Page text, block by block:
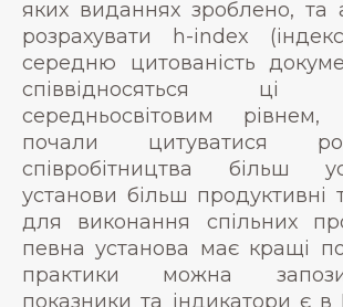
яких виданнях зроблено, та
розрахувати h-index
середню цитованість
співвідносяться
середньосвітовим
почали цитуватися
співробітництва більш
установи більш продуктивні
для виконання спільних
певна установа має кращі
практики можна
показники та індикатори є в